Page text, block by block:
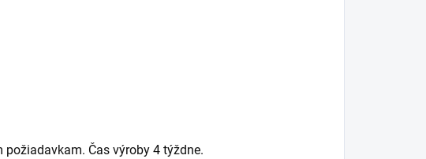
Čas výroby 4 týždne.